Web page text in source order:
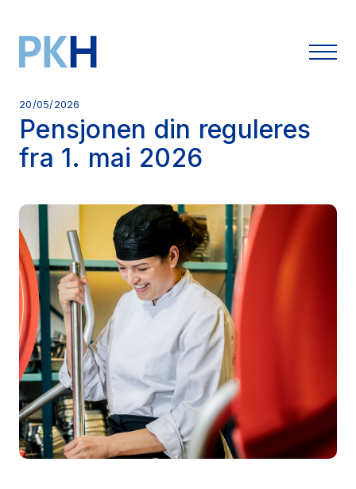
20/05/2026
Pensjonen din reguleres
fra 1. mai 2026